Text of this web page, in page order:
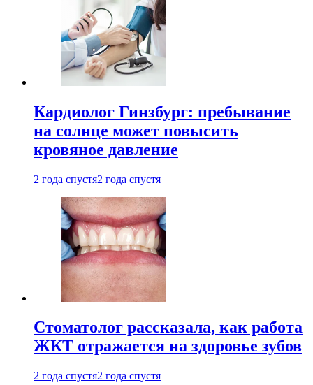
Кардиолог Гинзбург: пребывание
на солнце может повысить
кровяное давление
2 года спустя2 года спустя
Стоматолог рассказала, как работа
ЖКТ отражается на здоровье зубов
2 года спустя2 года спустя